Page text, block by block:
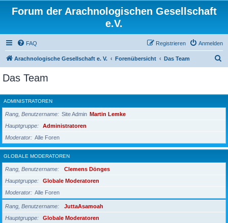
Forum der Arachnologischen Gesellschaft
e.V.
FAQ Anmelden
Registrieren
Arachnologische Gesellschaft e. V. Forenübersicht Das Team
h
e
Das Team
ADMINISTRATOREN
Rang, Benutzername Site Admin Martin Lemke
Hauptgruppe
Administratoren
Moderator
Alle Foren
GLOBALE MODERATOREN
Rang, Benutzername
Clemens Dönges
Hauptgruppe
Globale Moderatoren
Moderator
Alle Foren
Rang, Benutzername
JuttaAsamoah
Hauptgruppe
Globale Moderatoren